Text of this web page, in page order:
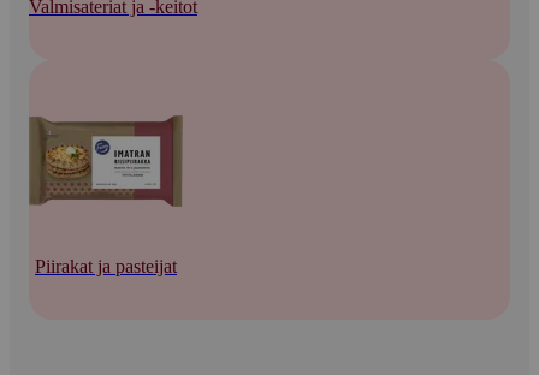
Valmisateriat ja -keitot
Piirakat ja pasteijat